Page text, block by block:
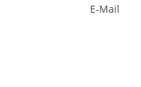
E-Mail